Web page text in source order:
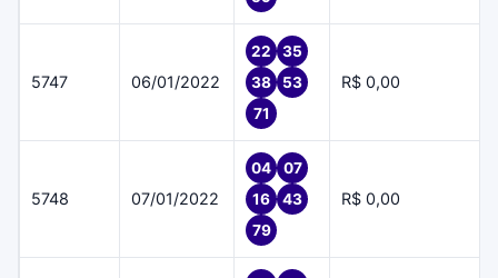
5747 06/01/2022
22
35
38
53
71
R$ 0,00
5748 07/01/2022
04
07
16
43
79
R$ 0,00